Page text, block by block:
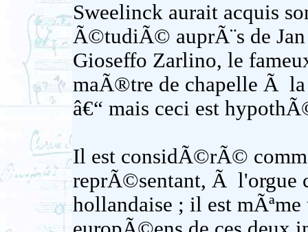
Sweelinck aurait acquis
Ã©tudiÃ© auprÃ¨s de
Gioseffo Zarlino, le
maÃ®tre de chapelle Ã la
â€“ mais ceci est
Il est considÃ©rÃ©
reprÃ©sentant, Ã l'orgue
hollandaise ; il est